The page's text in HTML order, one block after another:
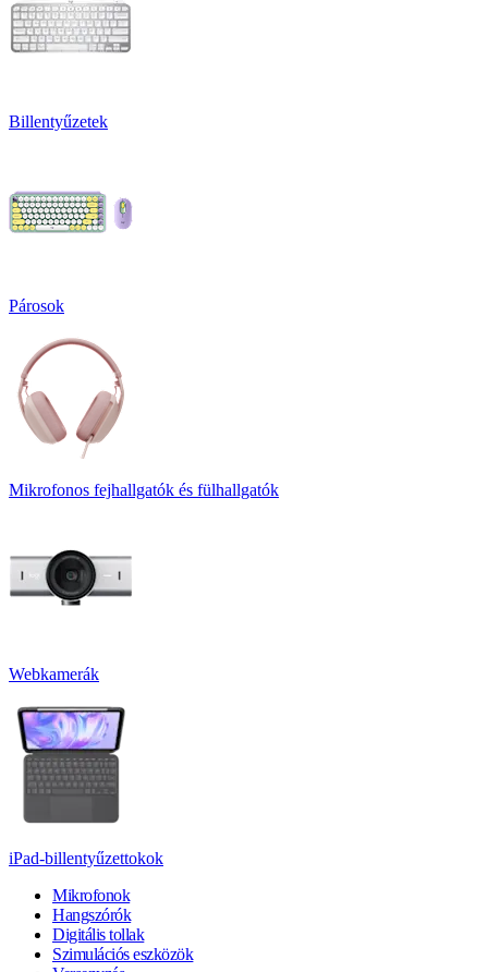
Billentyűzetek
Párosok
Mikrofonos fejhallgatók és fülhallgatók
Webkamerák
iPad-billentyűzettokok
Mikrofonok
Hangszórók
Digitális tollak
Szimulációs eszközök